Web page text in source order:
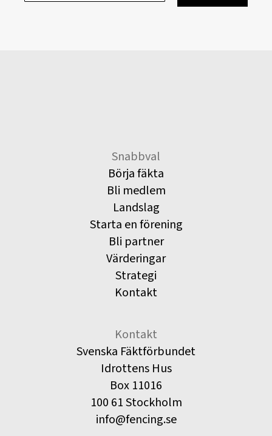
Snabbval
Börja fäkta
Bli medlem
Landslag
Starta en förening
Bli partner
Värderingar
Strategi
Kontakt
Kontakt
Svenska Fäktförbundet
Idrottens Hus
Box 11016
100 61 Stockholm
info@fencing.se